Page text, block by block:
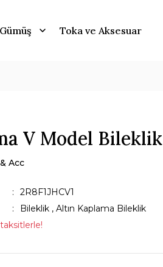
Toka ve Aksesuar
V Model Bileklik
Acc
2R8F1JHCV1
Bileklik , Altın Kaplama Bileklik